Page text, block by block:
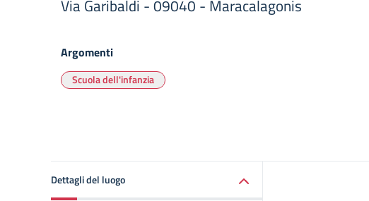
Via Garibaldi - 09040 - Maracalagonis
Argomenti
Scuola dell'infanzia
Dettagli del luogo